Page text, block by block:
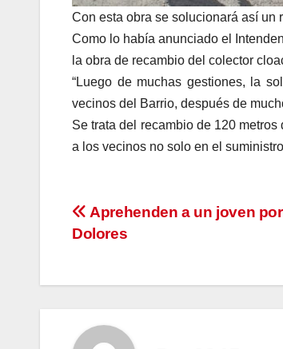
Con esta obra se solucionará así un
Como lo había anunciado el
la obra de recambio del colector
“Luego de muchas gestiones, la
vecinos del Barrio, después de
Se trata del recambio de 120
a los vecinos no solo en el
Navegación
entradas
Aprehenden a un joven
Dolores